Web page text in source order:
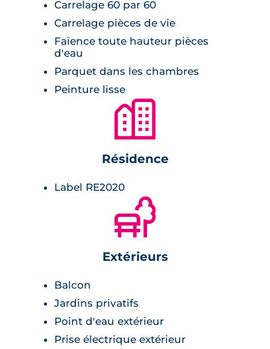
Carrelage 60 par 60
Carrelage pièces de vie
Faïence toute hauteur pièces
d'eau
Parquet dans les chambres
Peinture lisse
🏙
Résidence
Label RE2020
🌲
Extérieurs
Balcon
Jardins privatifs
Point d'eau extérieur
Prise électrique extérieur